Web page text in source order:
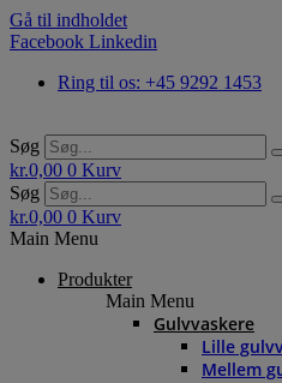
Gå til indholdet
Facebook Linkedin
Ring til os: +45 9292 1453
Søg
kr.0,00 0 Kurv
Søg
kr.0,00 0 Kurv
Main Menu
Produkter
Main Menu
Gulvvaskere
Lille
Mellem